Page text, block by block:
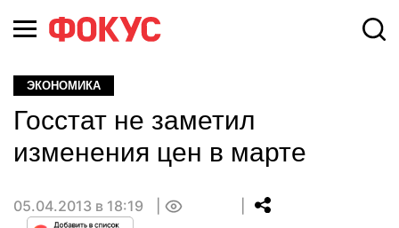
ЭКОНОМИКА
Госстат не заметил
изменения цен в марте
05.04.2013 в 18:19